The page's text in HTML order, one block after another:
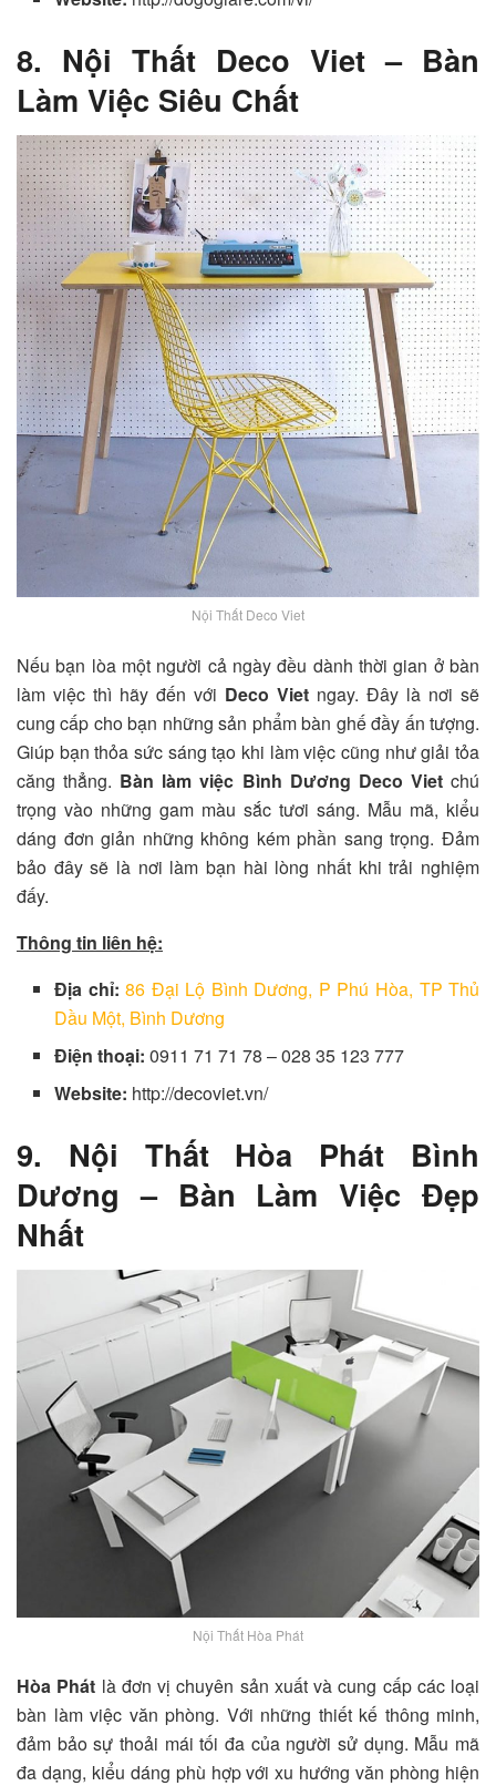
8. Nội Thất Deco Viet – Bàn
Làm Việc Siêu Chất
Nội Thất Deco Viet
Nếu bạn lòa một người cả ngày đều dành thời gian ở bàn
làm việc thì hãy đến với Deco Viet ngay. Đây là nơi sẽ
cung cấp cho bạn những sản phẩm bàn ghế đầy ấn tượng.
Giúp bạn thỏa sức sáng tạo khi làm việc cũng như giải tỏa
căng thẳng. Bàn làm việc Bình Dương Deco Vietchú
trọng vào những gam màu sắc tươi sáng. Mẫu mã, kiểu
dáng đơn giản những không kém phần sang trọng. Đảm
bảo đây sẽ là nơi làm bạn hài lòng nhất khi trải nghiệm
đấy.
Thông tin liên hệ:
Địa chỉ: 86 Đại Lộ Bình Dương, P Phú Hòa, TP Thủ
Dầu Một, Bình Dương
Điện thoại: 0911 71 71 78 – 028 35 123 777
Website: http://decoviet.vn/
9. Nội Thất Hòa Phát Bình
Dương – Bàn Làm Việc Đẹp
Nhất
Nội Thất Hòa Phát
Hòa Phát là đơn vị chuyên sản xuất và cung cấp các loại
bàn làm việc văn phòng. Với những thiết kế thông minh,
đảm bảo sự thoải mái tối đa của người sử dụng. Mẫu mã
đa dạng, kiểu dáng phù hợp với xu hướng văn phòng hiện